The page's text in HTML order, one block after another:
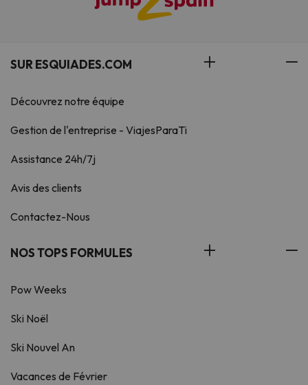
SUR ESQUIADES.COM
Découvrez notre équipe
Gestion de l'entreprise - ViajesParaTi
Assistance 24h/7j
Avis des clients
Contactez-Nous
NOS TOPS FORMULES
Pow Weeks
Ski Noël
Ski Nouvel An
Vacances de Février